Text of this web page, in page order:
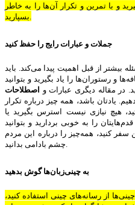
و با تمرین و تکرار آن‌ها را به خاطر
جملات و عبارات رایج را حفظ کنید
بیشتر از قبل اهمیت پیدا می‌کند. باید
و رستوران‌ها را یاد بگیرید و بتوانید
در مقاله دیگری عبارات و اصطلاحات
یادتان باشد، همه چیز درباره تکرار
هیچ نیازی نیست استرس بگیرید یا
را به خوبی بردارید و بتوانید
سفر کنید، همه‌چیز را درباره این مردم
به چینی‌زبان‌ها گوش بدهید
از رسانه‌های چینی استفاده کنید،